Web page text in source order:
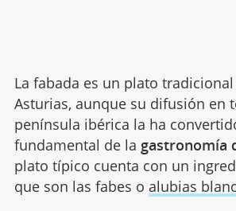
La fabada es un plato
Asturias, aunque su difusión en
península ibérica la ha
fundamental de la gastronomía
plato típico cuenta con un
que son las fabes o alubias